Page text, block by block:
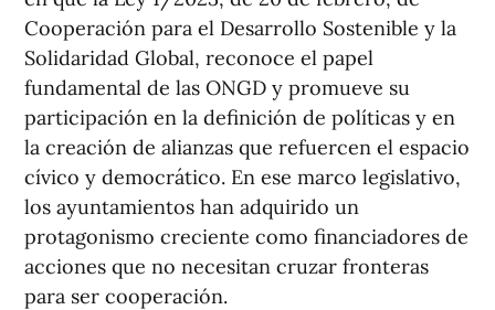
Cooperación para el Desarrollo Sostenible y la
Solidaridad Global, reconoce el papel
fundamental de las ONGD y promueve su
participación en la definición de políticas y en
la creación de alianzas que refuercen el espacio
cívico y democrático. En ese marco legislativo,
los ayuntamientos han adquirido un
protagonismo creciente como financiadores de
acciones que no necesitan cruzar fronteras
para ser cooperación.